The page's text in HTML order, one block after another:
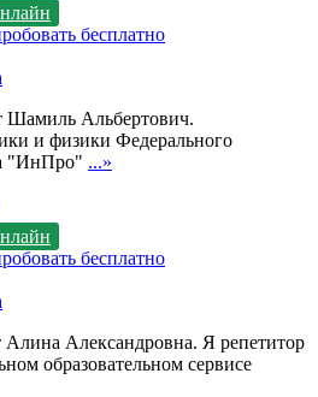
бесплатно
Шамиль Альбертович.
и физики Федерального
"ИнПро" ...»
бесплатно
Алина Александровна. Я репетитор
образовательном сервисе